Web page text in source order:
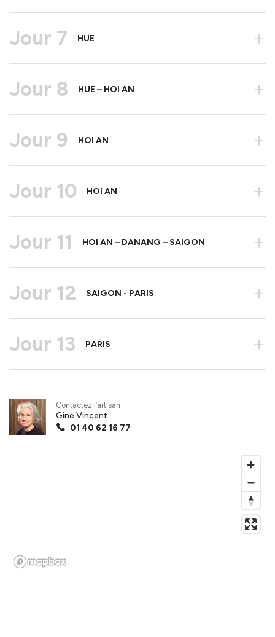
Jour 7 HUE +
Jour 8 HUE – HOI AN +
Jour 9 HOI AN +
Jour 10 HOI AN +
Jour 11 HOI AN – DANANG – SAIGON +
Jour 12 SAIGON - PARIS +
Jour 13 PARIS +
Contactez l’artisan
Gine Vincent
01 40 62 16 77